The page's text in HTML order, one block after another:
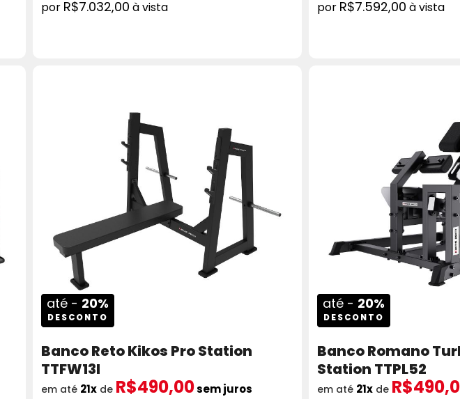
R$7.032,00 à vista
R$7.592,00 à vista
até - 20%
DESCONTO
Banco Reto Kikos Pro Station
TTFW13I
em até 21xde R$490,00sem juros
até - 20%
DESCONTO
Banco Romano
Station TTPL52
em até 21xde